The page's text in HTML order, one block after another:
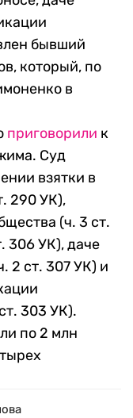
бывший
который, по
в
приговорили к
Суд
взятки в
290 УК),
(ч. 3 ст.
306 УК), даче
2 ст. 307 УК) и
303 УК).
по 2 млн